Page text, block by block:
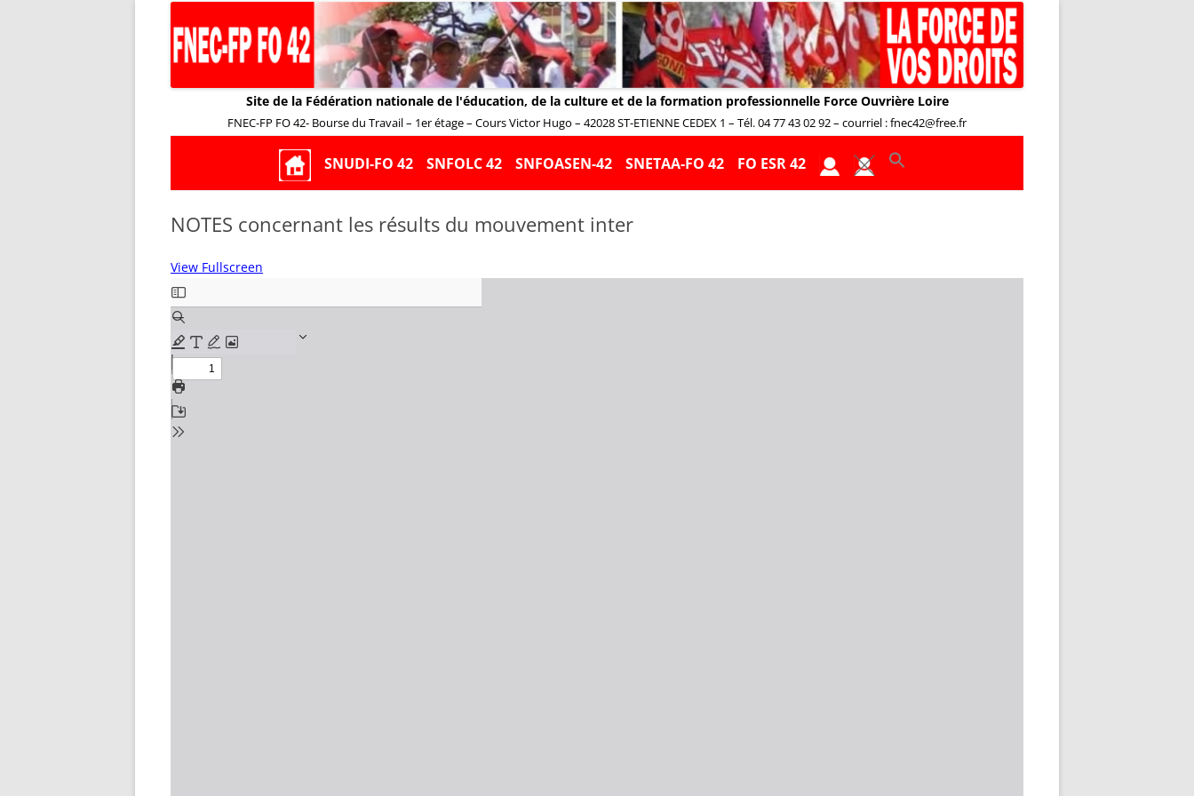
Site de la Fédération nationale de l'éducation, de la culture et de la formation professionnelle Force Ouvrière Loire
FNEC-FP FO 42- Bourse du Travail – 1er étage – Cours Victor Hugo – 42028 ST-ETIENNE CEDEX 1 – Tél. 04 77 43 02 92 – courriel : fnec42@free.fr
Aller
contenu
SNUDI-FO 42 SNFOLC 42 SNFOASEN-42 SNETAA-FO 42 FO ESR 42
NOTES concernant les résults du mouvement inter
View Fullscreen